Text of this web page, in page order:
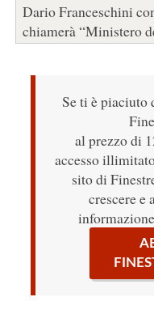
Dario Franceschini
chiamerà “Ministero
Se ti è piaciuto
al prezzo di
accesso
sito di
crescere e